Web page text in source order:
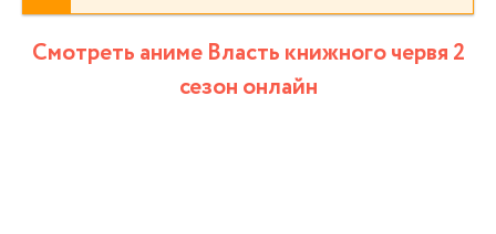
Смотреть аниме Власть книжного червя 2
сезон онлайн